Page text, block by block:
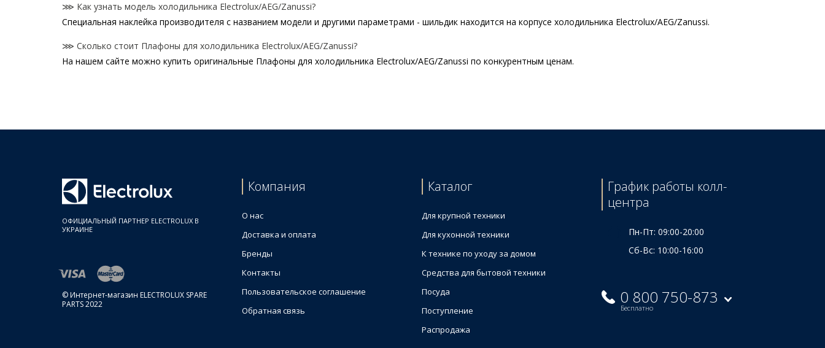
⋙ Как узнать модель холодильника Electrolux/AEG/Zanussi?
Специальная наклейка производителя с названием модели и другими параметрами - шильдик находится на корпусе холодильника Electrolux/AEG/Zanussi.
⋙ Сколько стоит Плафоны для холодильника Electrolux/AEG/Zanussi?
На нашем сайте можно купить оригинальные Плафоны для холодильника Electrolux/AEG/Zanussi по конкурентным ценам.
Electrolux 2914824012 Крышка лампы для морозильной камеры
100 ₴
ОФИЦИАЛЬНЫЙ ПАРТНЕР ELECTROLUX В
УКРАИНЕ
© Интернет-магазин ELECTROLUX SPARE
PARTS 2022
Компания
О нас
Доставка и оплата
Бренды
Контакты
Пользовательское соглашение
Обратная связь
Каталог
Для крупной техники
Для кухонной техники
К технике по уходу за домом
Средства для бытовой техники
Посуда
Поступление
Распродажа
График работы колл-
центра
Пн-Пт: 09:00-20:00
Сб-Вс: 10:00-16:00
0 800 750-873
Бесплатно